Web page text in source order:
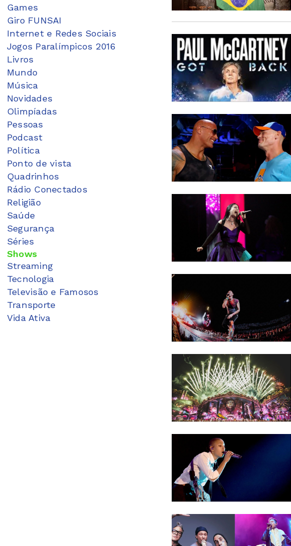
Games
Giro FUNSAI
Internet e Redes Sociais
Jogos Paralímpicos 2016
Livros
Mundo
Música
Novidades
Olimpíadas
Pessoas
Podcast
Política
Ponto de vista
Quadrinhos
Rádio Conectados
Religião
Saúde
Segurança
Séries
Shows
Streaming
Tecnologia
Televisão e Famosos
Transporte
Vida Ativa